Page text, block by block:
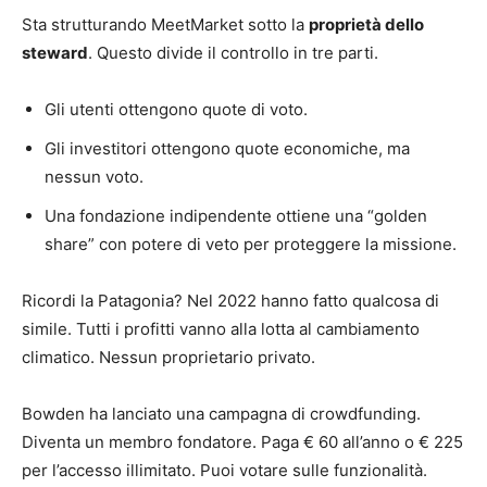
Sta strutturando MeetMarket sotto la proprietà dello
steward. Questo divide il controllo in tre parti.
Gli utenti ottengono quote di voto.
Gli investitori ottengono quote economiche, ma
nessun voto.
Una fondazione indipendente ottiene una “golden
share” con potere di veto per proteggere la missione.
Ricordi la Patagonia? Nel 2022 hanno fatto qualcosa di
simile. Tutti i profitti vanno alla lotta al cambiamento
climatico. Nessun proprietario privato.
Bowden ha lanciato una campagna di crowdfunding.
Diventa un membro fondatore. Paga € 60 all’anno o € 225
per l’accesso illimitato. Puoi votare sulle funzionalità.